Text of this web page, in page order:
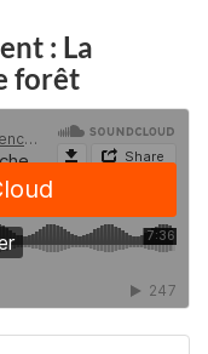
: La
forêt